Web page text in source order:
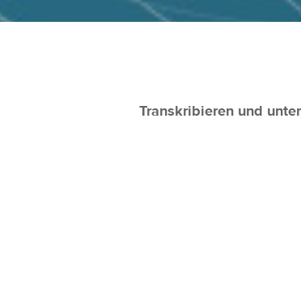
Transkribieren und